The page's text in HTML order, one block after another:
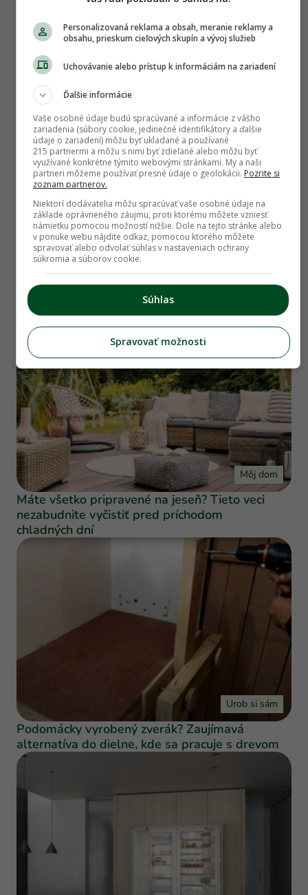
Nový ovocný druh do svojej záhrady? Vyberte
si z menej známych ovocnín
Úžitková záhrada
Ako a kde pestovať figovníky? Toto odporúča
ovocinár
Môj dom
Máte všetko pripravené na jeseň? Tieto veci
nezabudnite vyčistiť pred príchodom
chladných dní
Urob si sám
Podomácky vyrobený zverák? Zaujímavá
alternatíva do dielne, kde sa pracuje s drevom
Personalizovaná reklama a obsah, meranie reklamy a
obsahu, prieskum cieľových skupín a vývoj služieb
Uchovávanie alebo prístup k informáciám na zariadení
Ďalšie informácie
Vaše osobné údaje budú spracúvané a informácie z vášho
zariadenia (súbory cookie, jedinečné identifikátory a ďalšie
údaje o zariadení) môžu byť ukladané a používané
215 partnermi a môžu s nimi byť zdieľané alebo môžu byť
využívané konkrétne týmito webovými stránkami. My a naši
partneri môžeme používať presné údaje o geolokácii. Pozrite si
zoznam partnerov.
Niektorí dodávatelia môžu spracúvať vaše osobné údaje na
základe oprávneného záujmu, proti ktorému môžete vzniesť
námietku pomocou možností nižšie. Dole na tejto stránke alebo
v ponuke webu nájdite odkaz, pomocou ktorého môžete
spravovať alebo odvolať súhlas v nastaveniach ochrany
súkromia a súborov cookie.
Súhlas
Spravovať možnosti